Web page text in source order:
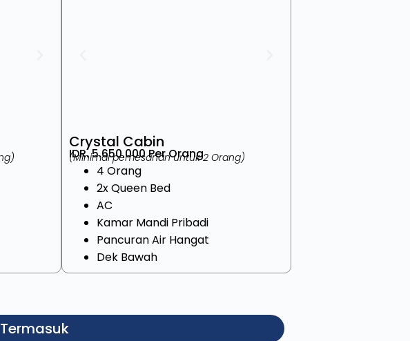
Crystal Cabin
IDR. 5.650.000 Per Orang
(Minimal pemesanan untuk 2 Orang)
4 Orang
2x Queen Bed
AC
Kamar Mandi Pribadi
Pancuran Air Hangat
Dek Bawah